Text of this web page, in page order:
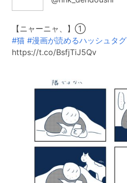
【ニャーニャ、】①
#猫 #漫画が読めるハッシュタグ
https://t.co/BsfjTiJ5Qv